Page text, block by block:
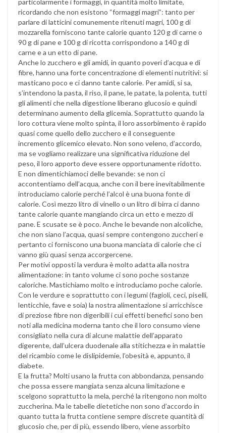
particolarmente i formaggi, in quantità molto limitate,
ricordando che non esistono “formaggi magri”: tanto per
parlare di latticini comunemente ritenuti magri, 100 g di
mozzarella forniscono tante calorie quanto 120 g di carne o
90 g di pane e 100 g di ricotta corrispondono a 140 g di
carne e a un etto di pane.
Anche lo zucchero e gli amidi, in quanto poveri d’acqua e di
fibre, hanno una forte concentrazione di elementi nutritivi: si
masticano poco e ci danno tante calorie. Per amidi, si sa,
s’intendono la pasta, il riso, il pane, le patate, la polenta, tutti
gli alimenti che nella digestione liberano glucosio e quindi
determinano aumento della glicemia. Soprattutto quando la
loro cottura viene molto spinta, il loro assorbimento è rapido
quasi come quello dello zucchero e il conseguente
incremento glicemico elevato. Non sono veleno, d’accordo,
ma se vogliamo realizzare una significativa riduzione del
peso, il loro apporto deve essere opportunamente ridotto.
E non dimentichiamoci delle bevande: se non ci
accontentiamo dell’acqua, anche con il bere inevitabilmente
introduciamo calorie perché l’alcol è una buona fonte di
calorie. Così mezzo litro di vinello o un litro di birra ci danno
tante calorie quante mangiando circa un etto e mezzo di
pane. E scusate se è poco. Anche le bevande non alcoliche,
che non siano l’acqua, quasi sempre contengono zuccheri e
pertanto ci forniscono una buona manciata di calorie che ci
vanno giù quasi senza accorgercene.
Per motivi opposti la verdura è molto adatta alla nostra
alimentazione: in tanto volume ci sono poche sostanze
caloriche. Mastichiamo molto e introduciamo poche calorie.
Con le verdure e soprattutto con i legumi (fagioli, ceci, piselli,
lenticchie, fave e soia) la nostra alimentazione si arricchisce
di preziose fibre non digeribili i cui effetti benefici sono ben
noti alla medicina moderna tanto che il loro consumo viene
consigliato nella cura di alcune malattie dell’apparato
digerente, dall’ulcera duodenale alla stitichezza e in malattie
del ricambio come le dislipidemie, l’obesità e, appunto, il
diabete.
E la frutta? Molti usano la frutta con abbondanza, pensando
che possa essere mangiata senza alcuna limitazione e
scelgono soprattutto la mela, perché la ritengono non molto
zuccherina. Ma le tabelle dietetiche non sono d’accordo in
quanto tutta la frutta contiene sempre discrete quantità di
glucosio che, per di più, essendo libero, viene assorbito